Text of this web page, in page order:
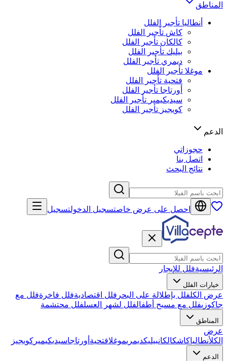
المناطق
أنطاليا تأجير الفلل
كاش تأجير الفلل
كالكان تأجير الفلل
بيليك تأجير الفلل
ديمري تأجير الفلل
موغلا تأجير الفلل
فتحية تأجير الفلل
أورتاجا تأجير الفلل
سيديكيمير تأجير الفلل
كويجيز تأجير الفلل
الدعم
حجوزاتي
اتصل بنا
نتائج البحث
احصل على عرض خاصتسجيل الدخولتسجيل
الرئيسيةفلل للإيجار
خيارات الفلل
عرض الكلفلل بإطلالة على البحر فلل اقتصاديةفلل فاخرةفلل مع
جاكوزيفلل مع مسبح أطفالفلل لشهر العسلفلل محتشمة
المناطق
عرض
الكلأنطالياكاشكالكانبيليكديمريموغلافتحية أورتاجاسيديكيمير كويجيز
الدعم